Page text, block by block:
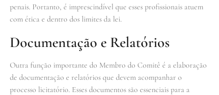
penais. Portanto, é imprescindível que esses profissionais atuem
com ética e dentro dos limites da lei.
Documentação e Relatórios
Outra função importante do Membro do Comitê é a elaboração
de documentação e relatórios que devem acompanhar o
processo licitatório. Esses documentos são essenciais para a